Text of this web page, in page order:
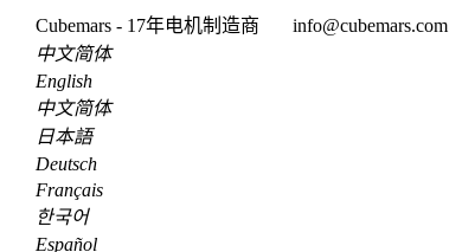
Cubemars - 17年电机制造商 info@cubemars.com
中文简体
English
中文简体
日本語
Deutsch
Français
한국어
Español